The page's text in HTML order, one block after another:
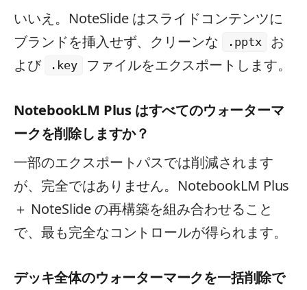
いいえ。NoteSlide はスライドコンテンツに
ブランドを挿入せず、クリーンな
.pptx
お
よび
.key ファイルをエクスポートします。
NotebookLM Plus はすべてのウォーターマ
ークを削除しますか？
一部のエクスポートパスでは削減されます
が、完全ではありません。NotebookLM Plus
＋ NoteSlide の再構築を組み合わせること
で、最も完全なコントロールが得られます。
デッキ全体のウォーターマークを一括削除で